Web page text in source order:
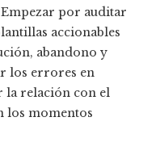
por auditar
accionables
abandono y
los errores en
la relación con el
los momentos